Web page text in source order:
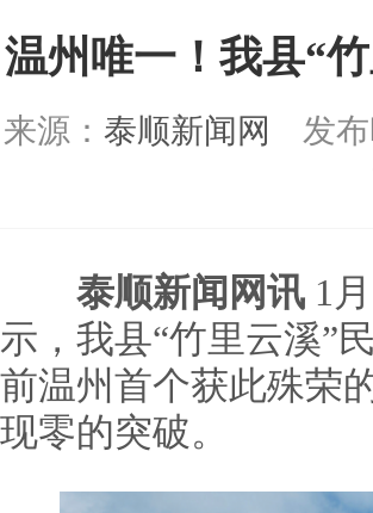
温州唯一！我县“
来源： 泰顺新闻网 发布
泰顺新闻网讯 1
示，我县“竹里云溪”
前温州首个获此殊荣
现零的突破。